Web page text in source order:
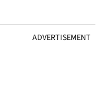
ADVERTISEMENT